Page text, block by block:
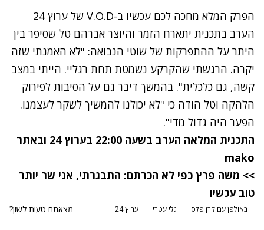
נתקלנו בבעיה
נסה שוב
הפרק המלא מחכה לכם עכשיו ב-V.O.D של ערוץ 24
הערב בתכנית יתארח הזמר והיוצר אברהם טל שסיפר בין
היתר על ההתפרקות של שוטי הנבואה: "לא האמנתי שזה
יקרה. הרגשתי שהקרקע נשמטת תחת רגליי. הייתי במצב
קשה, גם כלכלית". בהמשך דיבר גם על הסיבות לפירוק
הלהקה וטל הודה כי "לא יכולנו להמשיך לשקר לעצמנו.
הפער היה גדול מדי".
התכנית המלאה הערב בשעה 22:00 בערוץ 24 ובאתר
mako
>> משה פרץ כפי לא הכרתם: התבגרתי, אני שר יותר
טוב עכשיו
באולפן עם קרן פלס גלי עטרי ערוץ 24 מצאתם טעות לשון?